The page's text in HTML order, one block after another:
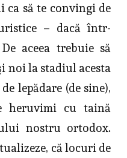
ca să te convingi de
– dacă într-
aceea trebuie să
noi la stadiul acesta
lepădare (de sine),
heruvimi cu taină
nostru ortodox.
că locuri de